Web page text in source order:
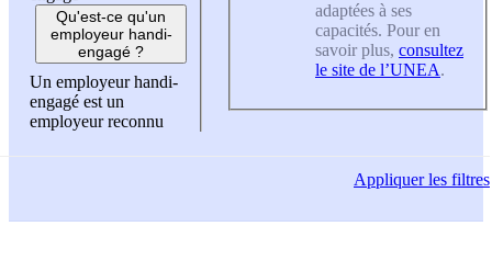
Qu'est-ce qu'un
employeur handi-
engagé ?
Un employeur handi-
engagé est un
employeur reconnu
adaptées à ses
capacités. Pour en
savoir plus, consultez
le site de l’UNEA.
Appliquerles filtres